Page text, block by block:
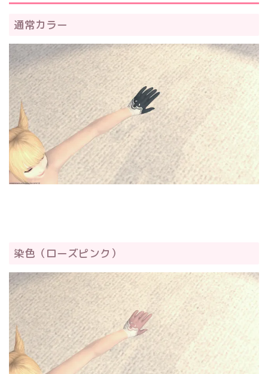
通常カラー
染色（ローズピンク）